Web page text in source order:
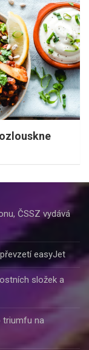
ČSSZ vydává
easyJet
složek a
triumfu na